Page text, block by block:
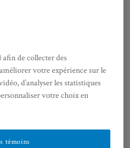
LE PARIS
DU
JONES,
IN
CENTURY
2014.
de collecter des
votre expérience sur le
d’analyser les statistiques
votre choix en
témoins